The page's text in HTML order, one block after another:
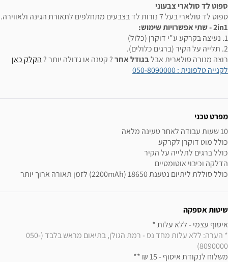
ספוט לד סולארי צבעוני
ספוט לד סולארי בעל 7 נורות לד בצבעים מתחלפים לתאורת הגינה ולאווירה.
2in1 - שתי אפשרויות שימוש:
1. נעיצה בקרקע ע"י דוקרן (כלול)
2. תלייה על הקיר (ברגים כלולים).
רוצה מנורה סולארית אבלבגודל אחר? קטנה או גדולה יותר ? הקלק כאן
לקנייה טלפונית : 050-8090000
מפרט טכני
כולל סוללת ליתיום נטענת 18650 (2200mAh) לזמן תאורה ארוך יותר
שיטות אספקה
איסוף עצמי - ללא עלות *
* הערה: ללא עלות מחד נס - רמת הגולן, בתיאום מראש בלבד (050-
8090000)
משלוח לנקודת איסוף - 15 ₪ **